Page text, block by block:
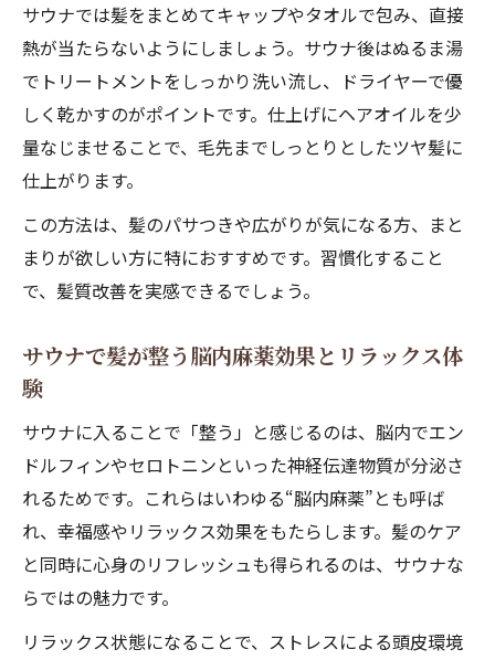
サウナでは髪をまとめてキャップやタオルで包み、直接
熱が当たらないようにしましょう。サウナ後はぬるま湯
でトリートメントをしっかり洗い流し、ドライヤーで優
しく乾かすのがポイントです。仕上げにヘアオイルを少
量なじませることで、毛先までしっとりとしたツヤ髪に
仕上がります。
この方法は、髪のパサつきや広がりが気になる方、まと
まりが欲しい方に特におすすめです。習慣化すること
で、髪質改善を実感できるでしょう。
サウナで髪が整う脳内麻薬効果とリラックス体
験
サウナに入ることで「整う」と感じるのは、脳内でエン
ドルフィンやセロトニンといった神経伝達物質が分泌さ
れるためです。これらはいわゆる“脳内麻薬”とも呼ば
れ、幸福感やリラックス効果をもたらします。髪のケア
と同時に心身のリフレッシュも得られるのは、サウナな
らではの魅力です。
リラックス状態になることで、ストレスによる頭皮環境